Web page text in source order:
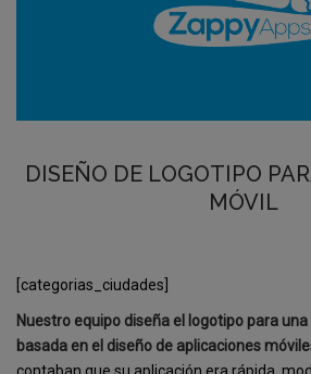
DISEÑO DE LOGOTIPO
MÓVIL
[categorias_ciudades]
Nuestro equipo diseña el logotipo para
basada en el diseño de aplicaciones